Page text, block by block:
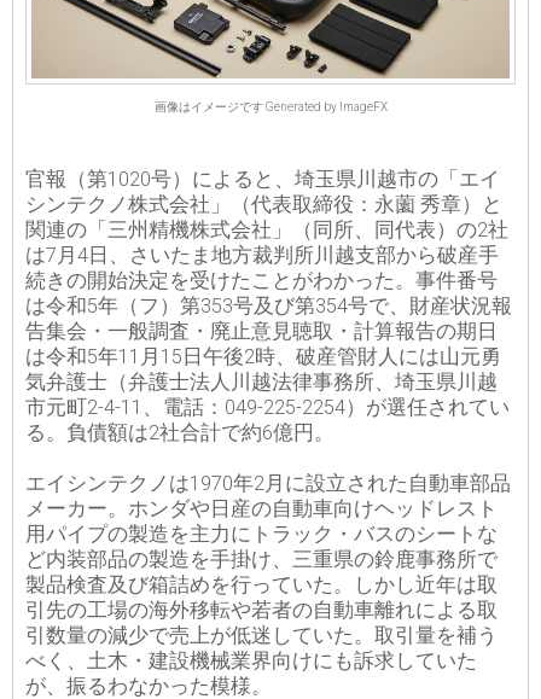
画像はイメージです Generated by ImageFX
官報（第1020号）によると、埼玉県川越市の「エイ
シンテクノ株式会社」（代表取締役：永薗 秀章）と
関連の「三州精機株式会社」（同所、同代表）の2社
は7月4日、さいたま地方裁判所川越支部から破産手
続きの開始決定を受けたことがわかった。事件番号
は令和5年（フ）第353号及び第354号で、財産状況報
告集会・一般調査・廃止意見聴取・計算報告の期日
は令和5年11月15日午後2時、破産管財人には山元勇
気弁護士（弁護士法人川越法律事務所、埼玉県川越
市元町2-4-11、電話：049-225-2254）が選任されてい
る。負債額は2社合計で約6億円。
エイシンテクノは1970年2月に設立された自動車部品
メーカー。ホンダや日産の自動車向けヘッドレスト
用パイプの製造を主力にトラック・バスのシートな
ど内装部品の製造を手掛け、三重県の鈴鹿事務所で
製品検査及び箱詰めを行っていた。しかし近年は取
引先の工場の海外移転や若者の自動車離れによる取
引数量の減少で売上が低迷していた。取引量を補う
べく、土木・建設機械業界向けにも訴求していた
が、振るわなかった模様。